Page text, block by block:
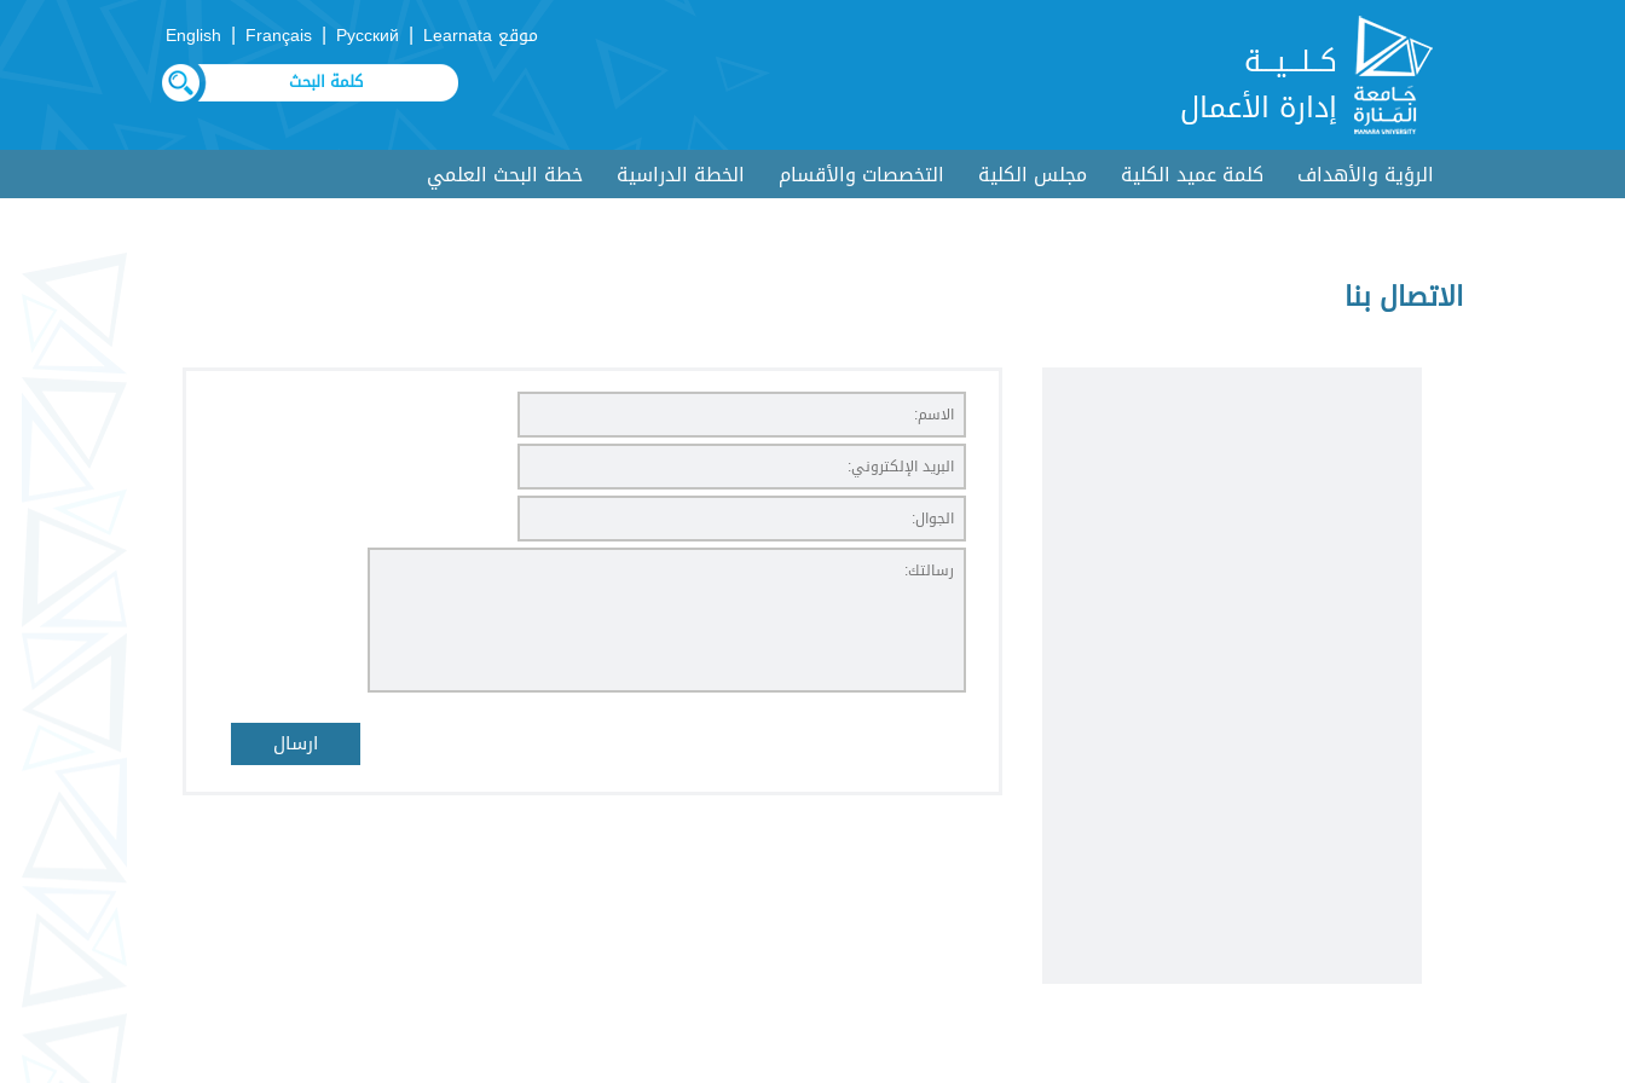
كــلـــيـــة
إدارة الأعمال
موقع Learnata |
Русский
|
Français
|
English
الرؤية والأهداف كلمة عميد الكلية مجلس الكلية التخصصات والأقسام الخطة الدراسية خطة البحث العلمي
الاتصال بنا